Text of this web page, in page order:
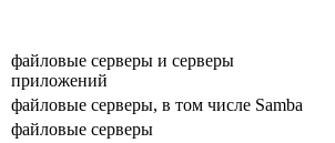
файловые серверы и серверы
приложений
файловые серверы, в том числе Samba
файловые серверы